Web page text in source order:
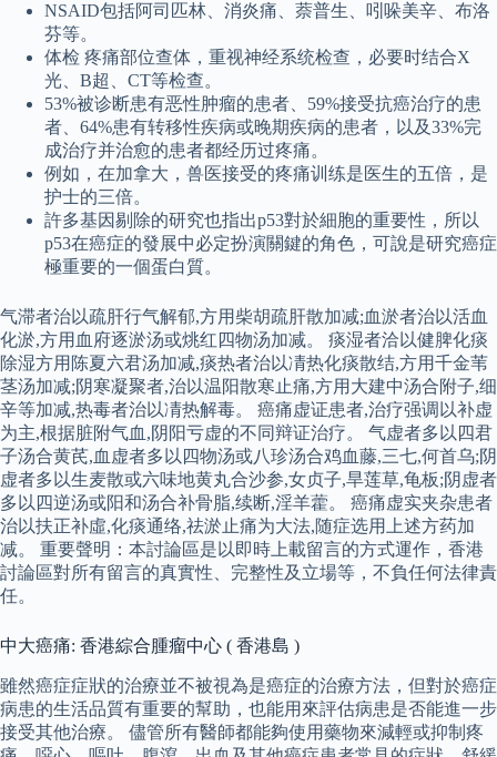
NSAID包括阿司匹林、消炎痛、萘普生、吲哚美辛、布洛
芬等。
体检 疼痛部位查体，重视神经系统检查，必要时结合X
光、B超、CT等检查。
53%被诊断患有恶性肿瘤的患者、59%接受抗癌治疗的患
者、64%患有转移性疾病或晚期疾病的患者，以及33%完
成治疗并治愈的患者都经历过疼痛。
例如，在加拿大，兽医接受的疼痛训练是医生的五倍，是
护士的三倍。
許多基因剔除的研究也指出p53對於細胞的重要性，所以
p53在癌症的發展中必定扮演關鍵的角色，可說是研究癌症
極重要的一個蛋白質。
气滞者治以疏肝行气解郁,方用柴胡疏肝散加减;血淤者治以活血
化淤,方用血府逐淤汤或烑红四物汤加减。 痰湿者洽以健脾化痰
除湿方用陈夏六君汤加减,痰热者治以凊热化痰散结,方用千金苇
茎汤加减;阴寒凝聚者,治以温阳散寒止痛,方用大建中汤合附子,细
辛等加减,热毒者治以凊热解毒。 癌痛虚证患者,治疗强调以补虚
为主,根据脏附气血,阴阳亏虚的不同辩证治疗。 气虚者多以四君
子汤合黄芪,血虚者多以四物汤或八珍汤合鸡血藤,三七,何首乌;阴
虚者多以生麦散或六味地黄丸合沙参,女贞子,旱莲草,龟板;阴虚者
多以四逆汤或阳和汤合补骨脂,续断,淫羊藿。 癌痛虚实夹杂患者
治以扶正补虛,化痰通络,祛淤止痛为大法,随症选用上述方药加
减。 重要聲明：本討論區是以即時上載留言的方式運作，香港
討論區對所有留言的真實性、完整性及立場等，不負任何法律責
任。
中大癌痛: 香港綜合腫瘤中心 ( 香港島 )
雖然癌症症狀的治療並不被視為是癌症的治療方法，但對於癌症
病患的生活品質有重要的幫助，也能用來評估病患是否能進一步
接受其他治療。 儘管所有醫師都能夠使用藥物來減輕或抑制疼